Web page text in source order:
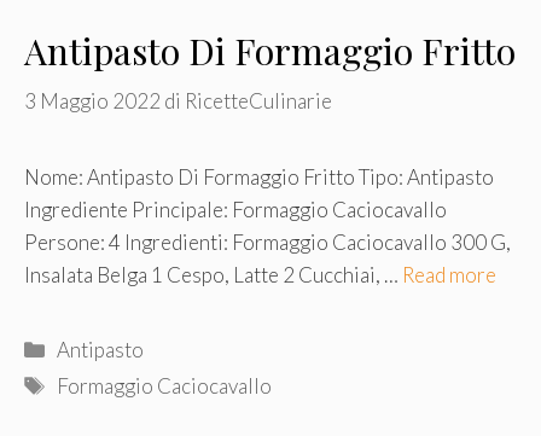
Antipasto Di Formaggio Fritto
3 Maggio 2022 di RicetteCulinarie
Nome: Antipasto Di Formaggio Fritto Tipo: Antipasto
Ingrediente Principale: Formaggio Caciocavallo
Persone: 4 Ingredienti: Formaggio Caciocavallo 300 G,
Insalata Belga 1 Cespo, Latte 2 Cucchiai, … Read more
Categorie
Antipasto
Tag
Formaggio Caciocavallo